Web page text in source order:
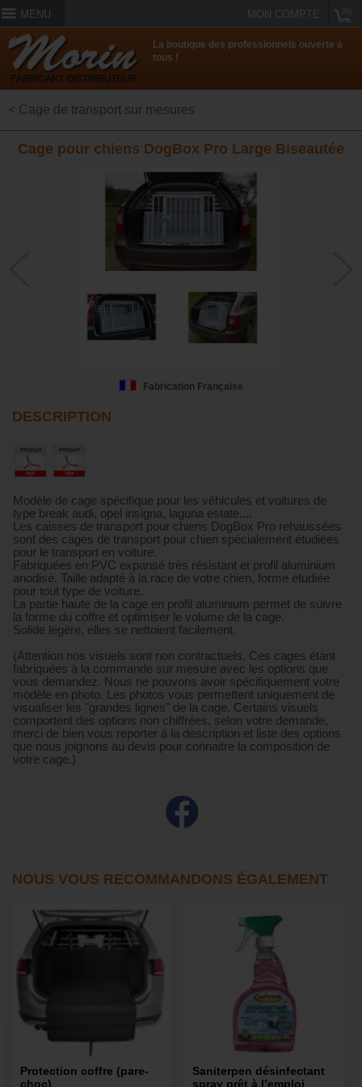
MENU MON COMPTE
La boutique des professionnels ouverte à
tous !
< Cage de transport sur mesures
Cage pour chiens DogBox Pro Large Biseautée
Fabrication Française
DESCRIPTION
Modèle de cage spécifique pour les véhicules et voitures de
type break audi, opel insigna, laguna estate....
Les caisses de transport pour chiens DogBox Pro rehaussées
sont des cages de transport pour chien spécialement étudiées
pour le transport en voiture.
Fabriquées en PVC expansé très résistant et profil aluminium
anodisé. Taille adapté à la race de votre chien, forme étudiée
pour tout type de voiture.
La partie haute de la cage en profil aluminium permet de suivre
la forme du coffre et optimiser le volume de la cage.
Solide légère, elles se nettoient facilement.
(Attention nos visuels sont non contractuels. Ces cages étant
fabriquées à la commande sur mesure avec les options que
vous demandez. Nous ne pouvons avoir spécifiquement votre
modèle en photo. Les photos vous permettent uniquement de
visualiser les "grandes lignes" de la cage. Certains visuels
comportent des options non chiffrées, selon votre demande,
merci de bien vous reporter à la description et liste des options
que nous joignons au devis pour connaitre la composition de
votre cage.)
NOUS VOUS RECOMMANDONS ÉGALEMENT
Protection coffre (pare-
choc)
Saniterpen désinfectant
spray prêt à l’emploi